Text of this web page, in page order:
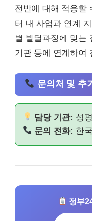
전반에 대해 적응할
터 내 사업과 연계
별 발달과정에 맞는
기관 등에 연계하여
문의처 및 추
담당 기관: 성
문의 전화: 한
정부